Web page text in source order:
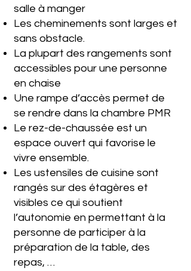
salle à manger
Les cheminements sont larges et
sans obstacle.
La plupart des rangements sont
accessibles pour une personne
en chaise
Une rampe d’accès permet de
se rendre dans la chambre PMR
Le rez-de-chaussée est un
espace ouvert qui favorise le
vivre ensemble.
Les ustensiles de cuisine sont
rangés sur des étagères et
visibles ce qui soutient
l’autonomie en permettant à la
personne de participer à la
préparation de la table, des
repas, …